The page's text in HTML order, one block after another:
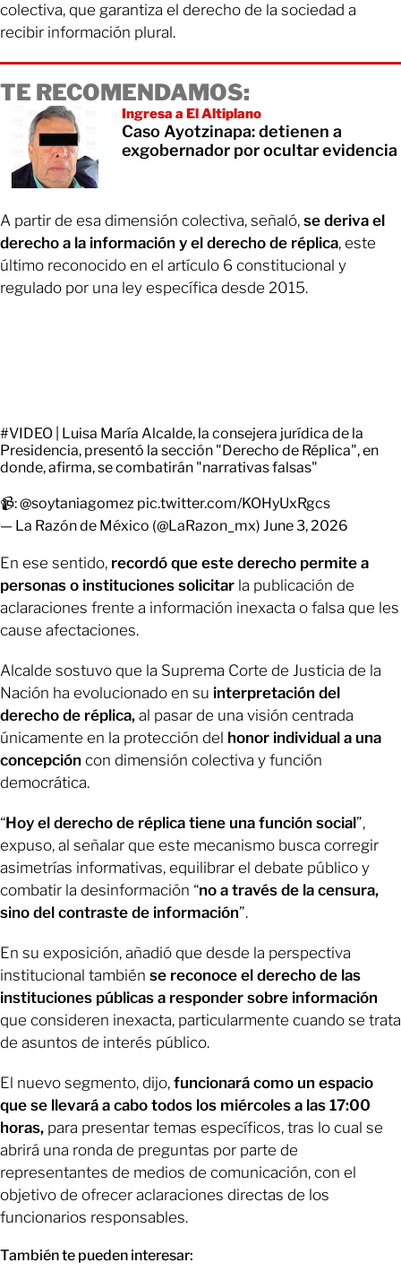
colectiva, que garantiza el derecho de la sociedad a
recibir información plural.
TE RECOMENDAMOS:
Ingresa a El Altiplano
Caso Ayotzinapa: detienen a
exgobernador por ocultar evidencia
A partir de esa dimensión colectiva, señaló, se deriva el
derecho a la información y el derecho de réplica, este
último reconocido en el artículo 6 constitucional y
regulado por una ley específica desde 2015.
#VIDEO | Luisa María Alcalde, la consejera jurídica de la
Presidencia, presentó la sección "Derecho de Réplica", en
donde, afirma, se combatirán "narrativas falsas"
📹:@soytaniagomez pic.twitter.com/KOHyUxRgcs
— La Razón de México (@LaRazon_mx) June 3, 2026
En ese sentido, recordó que este derecho permite a
personas o instituciones solicitar la publicación de
aclaraciones frente a información inexacta o falsa que les
cause afectaciones.
Alcalde sostuvo que la Suprema Corte de Justicia de la
Nación ha evolucionado en su interpretación del
derecho de réplica, al pasar de una visión centrada
únicamente en la protección del honor individual a una
concepción con dimensión colectiva y función
democrática.
“Hoy el derecho de réplica tiene una función social”,
expuso, al señalar que este mecanismo busca corregir
asimetrías informativas, equilibrar el debate público y
combatir la desinformación “no a través de la censura,
sino del contraste de información”.
En su exposición, añadió que desde la perspectiva
institucional también se reconoce el derecho de las
instituciones públicas a responder sobre información
que consideren inexacta, particularmente cuando se trata
de asuntos de interés público.
El nuevo segmento, dijo, funcionará como un espacio
que se llevará a cabo todos los miércoles a las 17:00
horas, para presentar temas específicos, tras lo cual se
abrirá una ronda de preguntas por parte de
representantes de medios de comunicación, con el
objetivo de ofrecer aclaraciones directas de los
funcionarios responsables.
También te pueden interesar: